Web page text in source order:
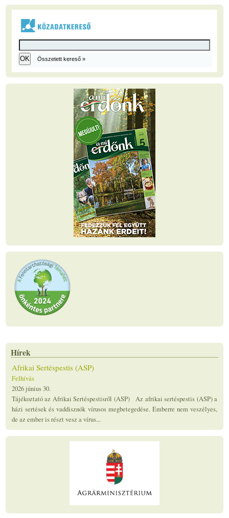
Összetett kereső »
Hírek
Afrikai Sertéspestis (ASP)
Felhívás
2026 június 30.
Tájékoztató az Afrikai Sertéspestisről (ASP) Az afrikai sertéspestis (ASP) a
házi sertések és vaddisznók vírusos megbetegedése. Emberre nem veszélyes,
de az ember is részt vesz a vírus...